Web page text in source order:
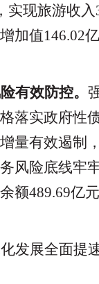
实现旅游收入
加值146.02
有效防控。
落实政府性
量有效遏制
风险底线牢
额489.69亿
化发展全面提